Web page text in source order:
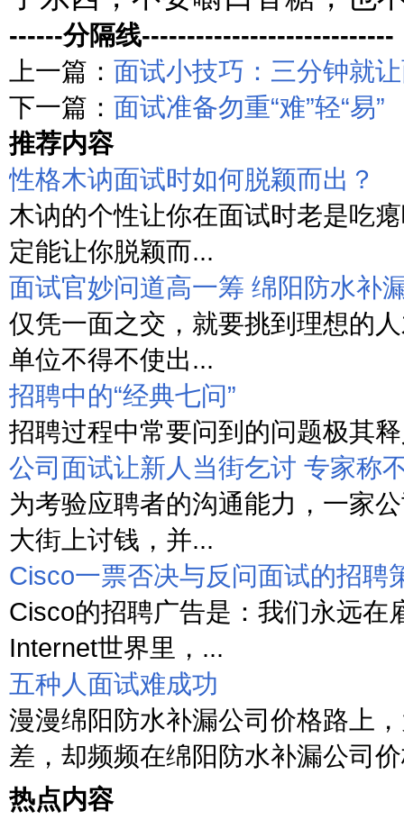
------分隔线----------------------------
上一篇： 面试小技巧：三分钟就
下一篇： 面试准备勿重“难”轻“易”
推荐内容
性格木讷面试时如何脱颖而出？
木讷的个性让你在面试时老是吃
定能让你脱颖而...
面试官妙问道高一筹 绵阳防水补
仅凭一面之交，就要挑到理想的
单位不得不使出...
招聘中的“经典七问”
招聘过程中常要问到的问题极其
公司面试让新人当街乞讨 专家称
为考验应聘者的沟通能力，一家
大街上讨钱，并...
Cisco一票否决与反问面试的招聘
Cisco的招聘广告是：我们永远在
Internet世界里，...
五种人面试难成功
漫漫绵阳防水补漏公司价格路上
差，却频频在绵阳防水补漏公司
热点内容